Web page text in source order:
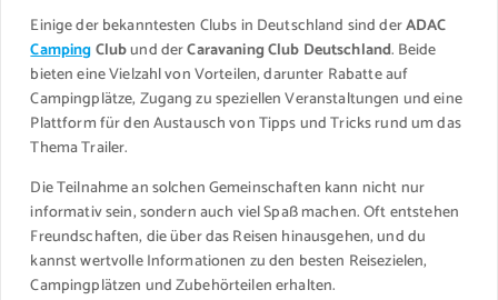
Einige der bekanntesten Clubs in Deutschland sind derADAC
CampingClubund derCaravaning Club Deutschland. Beide
bieten eine Vielzahl von Vorteilen, darunter Rabatte auf
Campingplätze, Zugang zu speziellen Veranstaltungen und eine
Plattform für den Austausch von Tipps und Tricks rund um das
Thema Trailer.
Die Teilnahme an solchen Gemeinschaften kann nicht nur
informativ sein, sondern auch viel Spaß machen. Oft entstehen
Freundschaften, die über das Reisen hinausgehen, und du
kannst wertvolle Informationen zu den besten Reisezielen,
Campingplätzen und Zubehörteilen erhalten.